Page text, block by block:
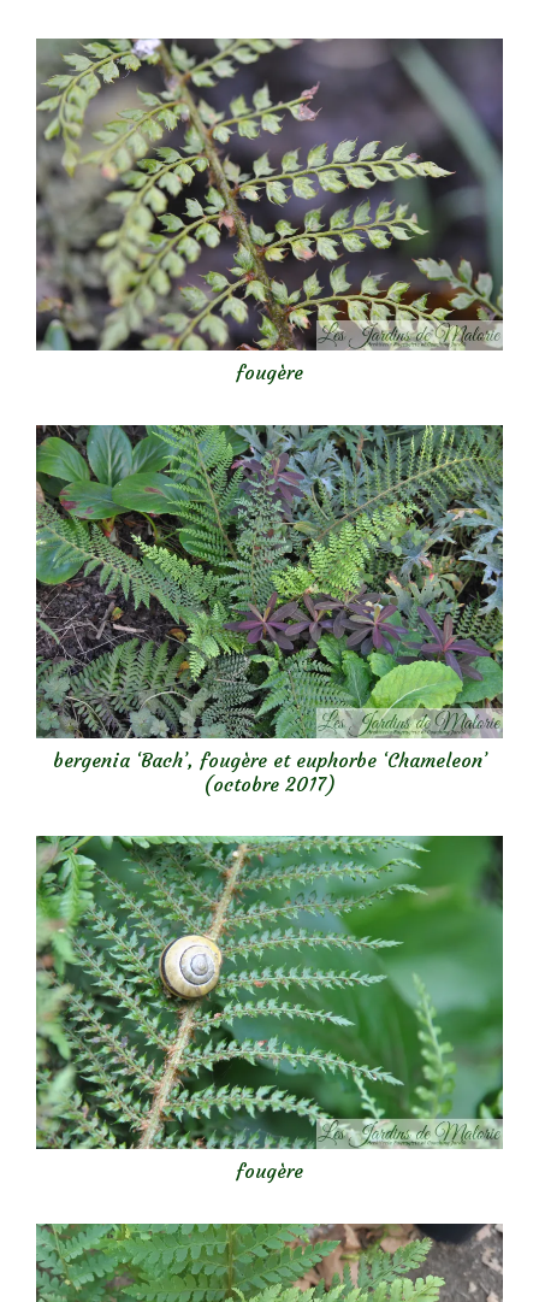
fougère
bergenia ‘Bach’, fougère et euphorbe ‘Chameleon’
(octobre 2017)
fougère